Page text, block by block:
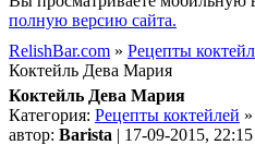
полную версию сайта.
RelishBar.com » Рецепты
Коктейль Дева Мария
Коктейль Дева Мария
Категория: Рецепты коктейлей »
автор: Barista | 17-09-2015,